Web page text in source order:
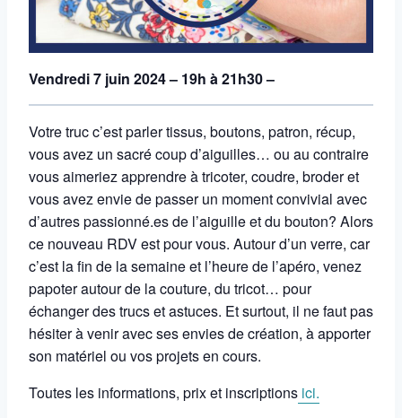
Vendredi 7 juin 2024 – 19h à 21h30 –
Votre truc c’est parler tissus, boutons, patron, récup,
vous avez un sacré coup d’aiguilles… ou au contraire
vous aimeriez apprendre à tricoter, coudre, broder et
vous avez envie de passer un moment convivial avec
d’autres passionné.es de l’aiguille et du bouton? Alors
ce nouveau RDV est pour vous. Autour d’un verre, car
c’est la fin de la semaine et l’heure de l’apéro, venez
papoter autour de la couture, du tricot… pour
échanger des trucs et astuces. Et surtout, il ne faut pas
hésiter à venir avec ses envies de création, à apporter
son matériel ou vos projets en cours.
Toutes les informations, prix et inscriptions ici.